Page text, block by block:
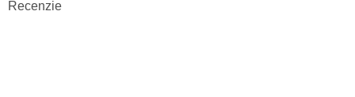
Recenzie